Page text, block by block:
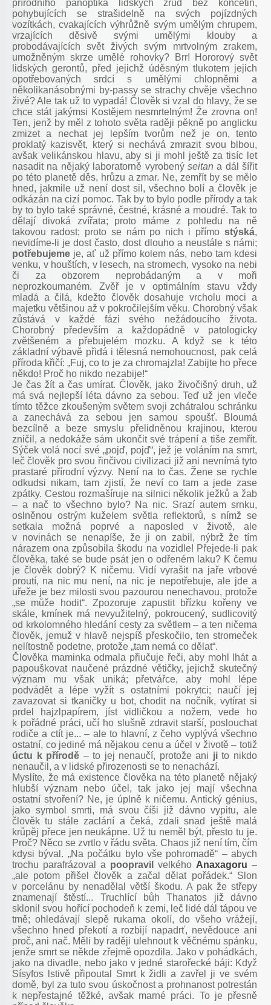
přírodního panoptika lidských zrůd bez končetin,
pohybujících se strašidelně na svých pojízdných
vozítkách, cvakajících výhrůžně svým umělým chrupem,
vrzajících děsivě svými umělými klouby a
probodávajících svět živých svým mrtvolným zrakem,
umožněným skrze umělé rohovky? Brr! Hororový svět
lidských gerontů, před jejichž úděsným tlukotem jejich
opotřebovaných srdcí s umělými chlopněmi a
několikanásobnými by-passy se strachy chvěje všechno
živé? Ale tak už to vypadá! Člověk si vzal do hlavy, že se
chce stát jakýmsi Kostějem nesmrtelným! Že zrovna on!
Ten, jenž by měl z tohoto světa raději pěkně po anglicku
zmizet a nechat jej lepším tvorům než je on, tento
proklatý kazisvět, který si nechává zmrazit svou blbou,
avšak velikánskou hlavu, aby si ji mohl ještě za tisíc let
nasadit na nějaký laboratorně vyrobený seitan a dál šířit
po této planetě děs, hrůzu a zmar. Ne, zemřít by se mělo
hned, jakmile už není dost sil, všechno bolí a člověk je
odkázán na cizí pomoc. Tak by to bylo podle přírody a tak
by to bylo také správné, čestné, krásné a moudré. Tak to
dělají divoká zvířata; proto máme z pohledu na ně
takovou radost; proto se nám po nich i přímo stýská,
nevidíme-li je dost často, dost dlouho a neustále s námi;
potřebujeme je, ať už přímo kolem nás, nebo tam kdesi
venku, v houštích, v lesech, na stromech, vysoko na nebi
či za obzorem neprobádaným a v moři
neprozkoumaném. Zvěř je v optimálním stavu vždy
mladá a čilá, kdežto člověk dosahuje vrcholu moci a
majetku většinou až v pokročilejším věku. Chorobný však
zůstává v každé fázi svého nežádoucího života.
Chorobný především a každopádně v patologicky
zvětšeném a přebujelém mozku. A když se k této
základní výbavě přidá i tělesná nemohoucnost, pak celá
příroda křičí: „Fuj, co to je za chromajzla! Zabijte ho přece
někdo! Proč ho nikdo nezabije!“
Je čas žít a čas umírat. Člověk, jako živočišný druh, už
má svá nejlepší léta dávno za sebou. Teď už jen vleče
tímto těžce zkoušeným světem svoji zchátralou schránku
a zanechává za sebou jen samou spoušť. Bloumá
bezcílně a beze smyslu přelidněnou krajinou, kterou
zničil, a nedokáže sám ukončit své trápení a tiše zemřít.
Sýček volá nocí své „pojď, pojď“, jež je voláním na smrt,
leč člověk pro svou řinčivou civilizaci již ani nevnímá tyto
prastaré přírodní výzvy. Není na to čas. Žene se rychle
odkudsi nikam, tam zjistí, že neví co tam a jede zase
zpátky. Cestou rozmašíruje na silnici několik ježků a žab
– a nač to všechno bylo? Na nic. Srazí autem srnku,
oslněnou ostrým kuželem světla reflektorů, s nímž se
setkala možná poprvé a naposled v životě, ale
v novinách se nenapíše, že ji on zabil, nýbrž že tím
nárazem ona způsobila škodu na vozidle! Přejede-li pak
člověka, také se bude psát jen o odřeném laku? K čemu
je člověk dobrý? K ničemu. Vidí vyrašit na jaře vrbové
proutí, na nic mu není, na nic je nepotřebuje, ale jde a
uřeže je bez milosti svou pazourou nenechavou, protože
„se může hodit“. Zpozoruje zapustit břízku kořeny ve
skále, kmínek má nevyužitelný, pokroucený, sudlicovitý
od krkolomného hledání cesty za světlem – a ten ničema
člověk, jemuž v hlavě nejspíš přeskočilo, ten stromeček
nelítostně podetne, protože „tam nemá co dělat“.
Člověka maminka odmala přiučuje řeči, aby mohl lhát a
papouškovat naučené prázdné větičky, jejichž skutečný
význam mu však uniká; přetvářce, aby mohl lépe
podvádět a lépe vyžít s ostatními pokrytci; naučí jej
zavazovat si tkaničky u bot, chodit na nočník, vytírat si
prdel hajzlpapírem, jíst vidličkou a nožem, vede ho
k pořádné práci, učí ho slušně zdravit starší, poslouchat
rodiče a ctít je... – ale to hlavní, z čeho vyplývá všechno
ostatní, co jediné má nějakou cenu a účel v životě – totiž
úctu k přírodě – to jej nenaučí, protože ani jito nikdo
nenaučil, a v lidské přirozenosti se to nenachází.
Myslíte, že má existence člověka na této planetě nějaký
hlubší význam nebo účel, tak jako jej mají všechna
ostatní stvoření? Ne, je úplně k ničemu. Antický génius,
jako symbol smrti, má svou číši již dávno vypitu, ale
člověk tu stále zaclání a čeká, zdali snad ještě malá
krůpěj přece jen neukápne. Už tu neměl být, přesto tu je.
Proč? Něco se zvrtlo v řádu světa. Chaos již není tím, čím
kdysi býval. „Na počátku bylo vše pohromadě“ – abych
trochu parafrázoval a poopravil velkého Anaxagoru –
„ale potom přišel člověk a začal dělat pořádek.“ Slon
v porcelánu by nenadělal větší škodu. A pak že střepy
znamenají štěstí... Truchlící bůh Thanatos již dávno
sklonil svou hořící pochodeň k zemi, leč lidé dál tápou ve
tmě; ohledávají slepě rukama okolí, do všeho vrážejí,
všechno hned překotí a rozbijí napadrť, nevědouce ani
proč, ani nač. Měli by raději ulehnout k věčnému spánku,
jenže smrt se někde zřejmě opozdila. Jako v pohádkách,
jako na divadle, nebo jako v jedné starořecké báji: Když
Sísyfos lstivě připoutal Smrt k židli a zavřel ji ve svém
domě, byl za tuto svou úskočnost a prohnanost potrestán
k nepřestajné těžké, avšak marné práci. To je přesně